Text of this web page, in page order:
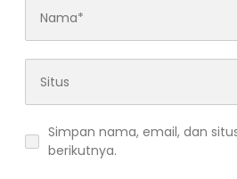
Simpan nama, email, dan
berikutnya.